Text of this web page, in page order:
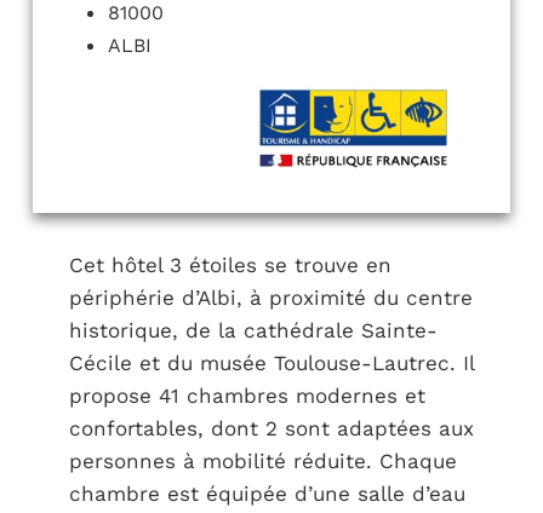
81000
ALBI
Cet hôtel 3 étoiles se trouve en
périphérie d’Albi, à proximité du centre
historique, de la cathédrale Sainte-
Cécile et du musée Toulouse-Lautrec. Il
propose 41 chambres modernes et
confortables, dont 2 sont adaptées aux
personnes à mobilité réduite. Chaque
chambre est équipée d’une salle d’eau